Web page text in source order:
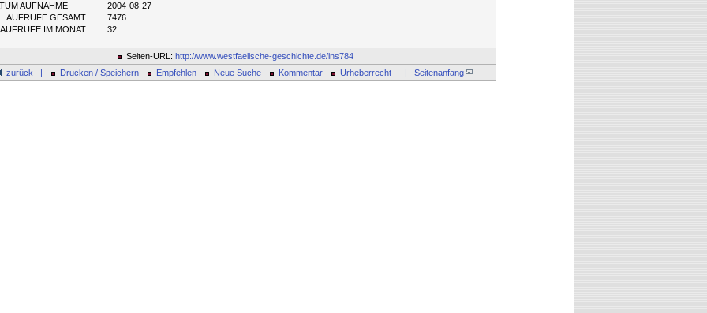
AUFNAHME
2004-08-27
AUFRUFE GESAMT
7476
AUFRUFE IM MONAT
32
Seiten-URL:http://www.westfaelische-geschichte.de/ins784
zurück |
Drucken / Speichern Empfehlen Neue Suche Kommentar Urheberrecht | Seitenanfang